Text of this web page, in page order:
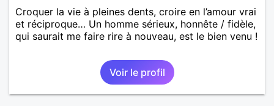
Croquer la vie à pleines dents, croire en l’amour vrai
et réciproque… Un homme sérieux, honnête / fidèle,
qui saurait me faire rire à nouveau, est le bien venu !
Voir le profil